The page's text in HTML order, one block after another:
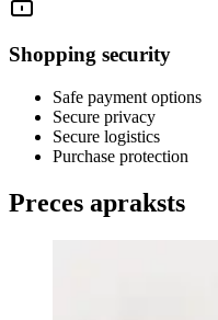
Shopping security
Safe payment options
Secure privacy
Secure logistics
Purchase protection
Preces apraksts